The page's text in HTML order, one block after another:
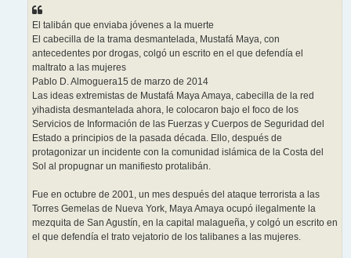
El talibán que enviaba jóvenes a la muerte
El cabecilla de la trama desmantelada, Mustafá Maya, con
antecedentes por drogas, colgó un escrito en el que defendía el
maltrato a las mujeres
Pablo D. Almoguera15 de marzo de 2014
Las ideas extremistas de Mustafá Maya Amaya, cabecilla de la red
yihadista desmantelada ahora, le colocaron bajo el foco de los
Servicios de Información de las Fuerzas y Cuerpos de Seguridad del
Estado a principios de la pasada década. Ello, después de
protagonizar un incidente con la comunidad islámica de la Costa del
Sol al propugnar un manifiesto protalibán.
Fue en octubre de 2001, un mes después del ataque terrorista a las
Torres Gemelas de Nueva York, Maya Amaya ocupó ilegalmente la
mezquita de San Agustín, en la capital malagueña, y colgó un escrito en
el que defendía el trato vejatorio de los talibanes a las mujeres.